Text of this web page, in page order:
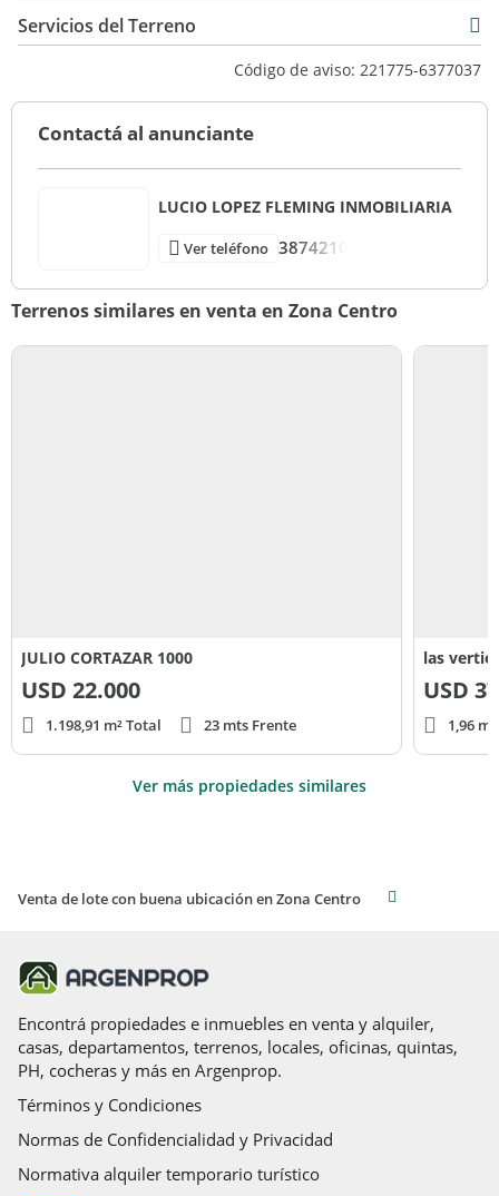
Servicios del Terreno
Código de aviso: 221775-6377037
Contactá al anunciante
LUCIO LOPEZ FLEMING INMOBILIARIA
Ver teléfono 3874210
Terrenos similares en venta en Zona Centro
JULIO CORTAZAR 1000
USD 22.000
1.198,91 m² Total 23 mts Frente
las
USD
1,96
Ver más propiedades similares
Venta de lote con buena ubicación en Zona Centro
Encontrá propiedades e inmuebles en venta y alquiler,
casas, departamentos, terrenos, locales, oficinas, quintas,
PH, cocheras y más en Argenprop.
Términos y Condiciones
Normas de Confidencialidad y Privacidad
Normativa alquiler temporario turístico